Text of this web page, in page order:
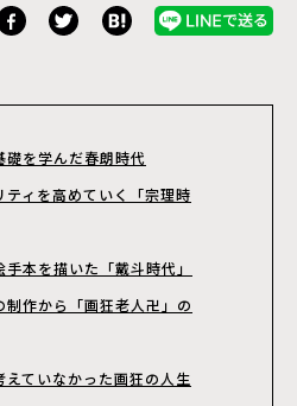
礎を学んだ春朗時代
ィを高めていく「宗理時
手本を描いた「戴斗時代」
制作から「画狂老人卍」の
えていなかった画狂の人生